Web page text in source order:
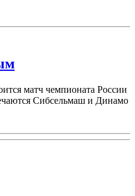
матч чемпионата России
Сибсельмаш и Динамо